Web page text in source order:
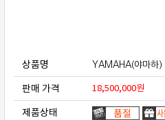
상품명 YAMAHA(야마하)
판매 가격 18,500,000원
제품상태